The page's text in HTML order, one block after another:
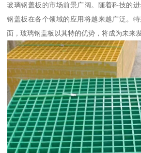
玻璃钢盖板的市场前景广阔。随着科技的
钢盖板在各个领域的应用将越来越广泛。
面，玻璃钢盖板以其特的优势，将成为未来